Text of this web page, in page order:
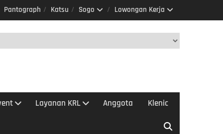
Pantograph Katsu Sogo Lowongan Kerja
Layanan KRL Anggota Klenic